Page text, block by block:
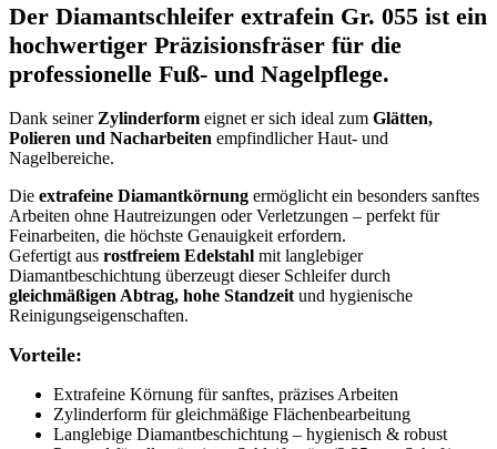
Der Diamantschleifer extrafein Gr. 055 ist ein
hochwertiger Präzisionsfräser für die
professionelle Fuß- und Nagelpflege.
Dank seiner Zylinderform eignet er sich ideal zum Glätten,
Polieren und Nacharbeiten empfindlicher Haut- und
Nagelbereiche.
Die extrafeine Diamantkörnung ermöglicht ein besonders sanftes
Arbeiten ohne Hautreizungen oder Verletzungen – perfekt für
Feinarbeiten, die höchste Genauigkeit erfordern.
Gefertigt aus rostfreiem Edelstahl mit langlebiger
Diamantbeschichtung überzeugt dieser Schleifer durch
gleichmäßigen Abtrag, hohe Standzeit und hygienische
Reinigungseigenschaften.
Vorteile:
Extrafeine Körnung für sanftes, präzises Arbeiten
Zylinderform für gleichmäßige Flächenbearbeitung
Langlebige Diamantbeschichtung – hygienisch & robust